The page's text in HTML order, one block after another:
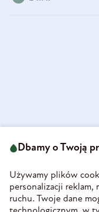
58-160 Świebodzice
REGON 890213034
INFORMACJE
Dbamy o Twoją
Używamy plików
personalizacji reklam,
ruchu. Twoje dane